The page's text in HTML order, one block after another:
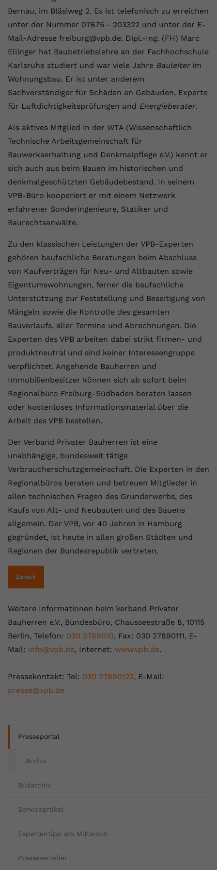
Presseportal
Archiv
Bildarchiv
Serviceartikel
Expertentipp am Mittwoch
Presseverteiler
Bernau, im Bläsiweg 2. Es ist telefonisch zu erreichen
unter der Nummer 07675 - 203322 und unter der E-
Mail-Adresse freiburg@vpb.de. Dipl.-Ing. (FH) Marc
Ellinger hat Baubetriebslehre an der Fachhochschule
Karlsruhe studiert und war viele Jahre Bauleiterim
Wohnungsbau. Er ist unter anderem
Sachverständiger für Schäden an Gebäuden, Experte
für Luftdichtigkeitsprüfungen und Energieberater.
Als aktives Mitglied in der WTA (Wissenschaftlich
Technische Arbeitsgemeinschaft für
Bauwerkserhaltung und Denkmalpflege e.V.) kennt er
sich auch aus beim Bauen im historischen und
denkmalgeschützten Gebäudebestand. In seinem
VPB-Büro kooperiert er mit einem Netzwerk
erfahrener Sonderingenieure, Statiker und
Baurechtsanwälte.
Zu den klassischen Leistungen der VPB-Experten
gehören baufachliche Beratungen beim Abschluss
von Kaufverträgen für Neu- und Altbauten sowie
Eigentumswohnungen, ferner die baufachliche
Unterstützung zur Feststellung und Beseitigung von
Mängeln sowie die Kontrolle des gesamten
Bauverlaufs, aller Termine und Abrechnungen. Die
Experten des VPB arbeiten dabei strikt firmen- und
produktneutral und sind keiner Interessengruppe
verpflichtet. Angehende Bauherren und
Immobilienbesitzer können sich ab sofort beim
Regionalbüro Freiburg-Südbaden beraten lassen
oder kostenloses Informationsmaterial über die
Arbeit des VPB bestellen.
Der Verband Privater Bauherren ist eine
unabhängige, bundesweit tätige
Verbraucherschutzgemeinschaft. Die Experten in den
Regionalbüros beraten und betreuen Mitglieder in
allen technischen Fragen des Grunderwerbs, des
Kaufs von Alt- und Neubauten und des Bauens
allgemein. Der VPB, vor 40 Jahren in Hamburg
gegründet, ist heute in allen großen Städten und
Regionen der Bundesrepublik vertreten.
Zurück
Weitere Informationen beim Verband Privater
Bauherren e.V., Bundesbüro, Chausseestraße 8, 10115
Berlin, Telefon: 030 2789010, Fax: 030 27890111, E-
Mail: info@vpb.de, Internet: www.vpb.de.
Pressekontakt: Tel: 030 27890122, E-Mail:
presse@vpb.de
Laufzeit 1 Jahr
Zweck
Dieser Wert speichert Ihre Consent-
Einstellungen. Unter anderem eine
zufällig generierte ID, für die
historische Speicherung Ihrer
vorgenommen Einstellungen, falls der
Webseiten-Betreiber dies eingestellt
Anbieter VPB.de
Laufzeit Session
Zweck
Dieses Cookie wird verwendet, um die
Speicherung von
Zweck
wiederzuerkennen und statistische
Website zu erfassen.
Anbieter Google Ads
90 Tage
Zweck
Wird von Google Ads für das
Conversion-Tracking verwendet, um
Externe Inhalte
Wir verwenden auf unserer Website externe Inhalte,
um Ihnen zusätzliche Informationen anzubieten.
Anbieter vimeo.com
Zweck
Tracking-Informationen zu sammeln,
indem es eine eindeutige ID zum
Einbetten von Videos auf der Website
Name CONSENT
Zweck
YouTube setzt dieses Cookie über
eingebettete YouTube-Videos und
Name yt-remote-device-id
Laufzeit Session
Zweck
Videopräferenzen des Benutzers zu
speichern, der eingebettete YouTube-
Videos verwendet.
Anbieter youtube.com
Zweck
Dieser von YouTube gesetzte Cookie
registriert eine eindeutige ID, um
Daten darüber zu speichern, welche
Videos von YouTube der Nutzer
gesehen hat.
Anbieter Youtube.com
Dieser von YouTube gesetzte Cookie
Videos von YouTube der Nutzer
Laufzeit